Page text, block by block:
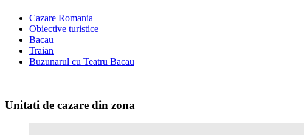
Cazare Romania
Obiective turistice
Bacau
Traian
Buzunarul cu Teatru Bacau
Unitati de cazare din zona